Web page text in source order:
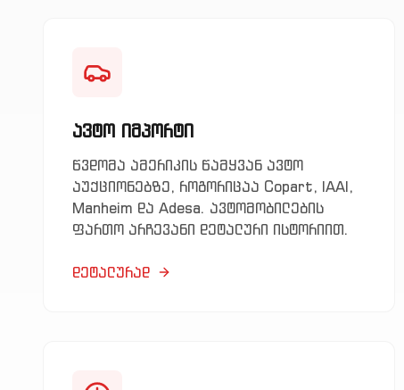
ავტო იმპორტი
წვდომა ამერიკის წამყვან ავტო
აუქციონებზე, როგორიცაა Copart, IAAI,
Manheim და Adesa. ავტომობილების
ფართო არჩევანი დეტალური ისტორიით.
დეტალურად